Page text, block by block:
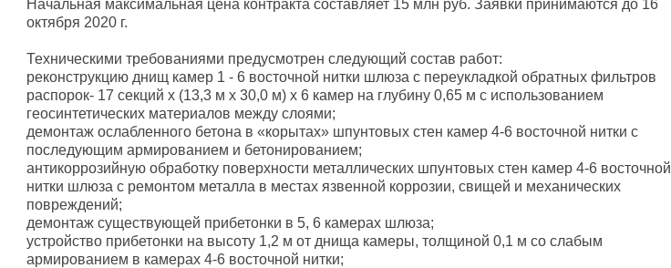
Начальная максимальная цена контракта составляет 15 млн руб. Заявки принимаются до 16
октября 2020 г.
Техническими требованиями предусмотрен следующий состав работ:
реконструкцию днищ камер 1 - 6 восточной нитки шлюза с переукладкой обратных фильтров
распорок- 17 секций х (13,3 м х 30,0 м) х 6 камер на глубину 0,65 м с использованием
геосинтетических материалов между слоями;
демонтаж ослабленного бетона в «корытах» шпунтовых стен камер 4-6 восточной нитки с
последующим армированием и бетонированием;
антикоррозийную обработку поверхности металлических шпунтовых стен камер 4-6 восточной
нитки шлюза с ремонтом металла в местах язвенной коррозии, свищей и механических
повреждений;
демонтаж существующей прибетонки в 5, 6 камерах шлюза;
устройство прибетонки на высоту 1,2 м от днища камеры, толщиной 0,1 м со слабым
армированием в камерах 4-6 восточной нитки;